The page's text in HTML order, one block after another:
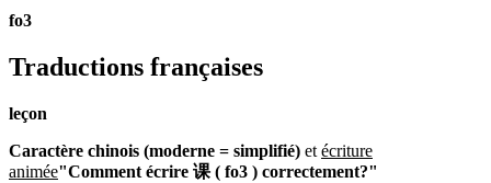
fo3
Traductions françaises
leçon
Caractère chinois (moderne = simplifié) et écriture
animée"Comment écrire 课 ( fo3 ) correctement?"